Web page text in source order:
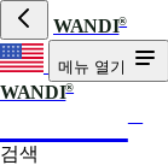
WANDI®
메뉴 열기
WANDI®
WANDI
검색